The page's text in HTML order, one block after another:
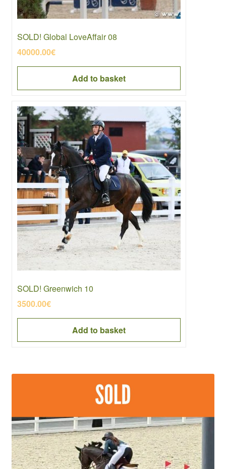
SOLD! Global LoveAffair 08
40000.00€
Add to basket
SOLD! Greenwich 10
3500.00€
Add to basket